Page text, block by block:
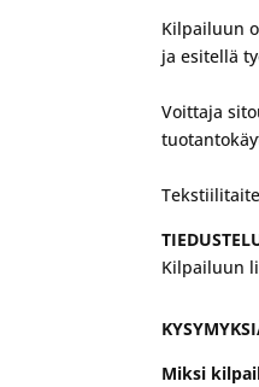
Kilpailuun
ja esitellä
Voittaja
Kilpailuun
Miksi